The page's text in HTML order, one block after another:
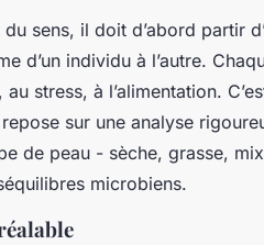
sens, il doit d’abord partir
d’un individu à l’autre.
stress, à l’alimentation.
sur une analyse
de peau - sèche, grasse,
microbiens.